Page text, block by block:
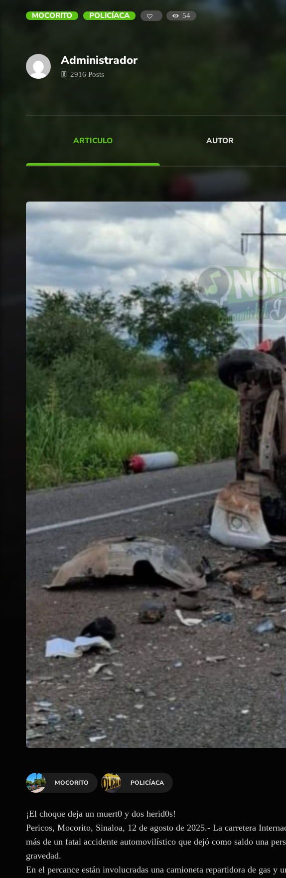
MOCORITO POLICÍACA 54
Administrador
2916 Posts
ARTICULO AUTOR
MOCORITO POLICÍACA
¡El choque deja un muert0 y dos herid0s!
Pericos, Mocorito, Sinaloa, 12 de agosto de 2025.- La carretera
más de un fatal accidente automovilístico que dejó como saldo una
gravedad.
En el percance están involucradas una camioneta repartidora de gas y